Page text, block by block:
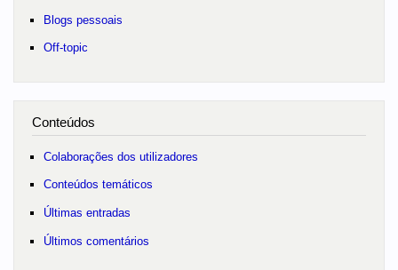
Blogs pessoais
Off-topic
Conteúdos
Colaborações dos utilizadores
Conteúdos temáticos
Últimas entradas
Últimos comentários